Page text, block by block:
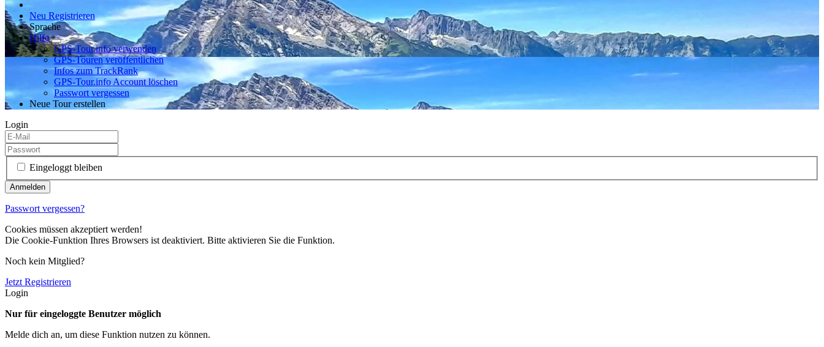
Neu Registrieren
Sprache
Hilfe
GPS-Tour.info verwenden
GPS-Touren veröffentlichen
Infos zum TrackRank
GPS-Tour.info Account löschen
Passwort vergessen
Neue Tour erstellen
Login
Eingeloggt bleiben
Passwort vergessen?
Cookies müssen akzeptiert werden!
Die Cookie-Funktion Ihres Browsers ist deaktiviert. Bitte aktivieren Sie die Funktion.
Noch kein Mitglied?
Jetzt Registrieren
Login
Nur für eingeloggte Benutzer möglich
Melde dich an, um diese Funktion nutzen zu können.